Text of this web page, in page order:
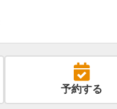
予約する